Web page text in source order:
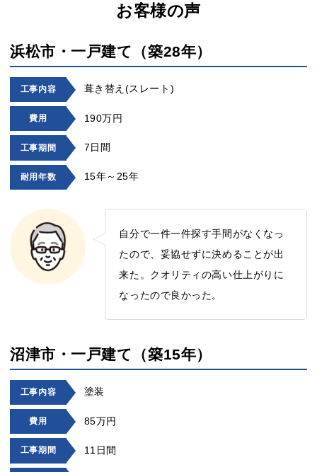
お客様の声
浜松市・一戸建て（築28年）
工事内容 葺き替え(スレート)
費用 190万円
工事期間 7日間
耐用年数 15年～25年
自分で一件一件探す手間がなくなっ
たので、妥協せずに決めることが出
来た。クオリティの高い仕上がりに
なったので良かった。
沼津市・一戸建て（築15年）
工事内容 塗装
費用 85万円
工事期間 11日間